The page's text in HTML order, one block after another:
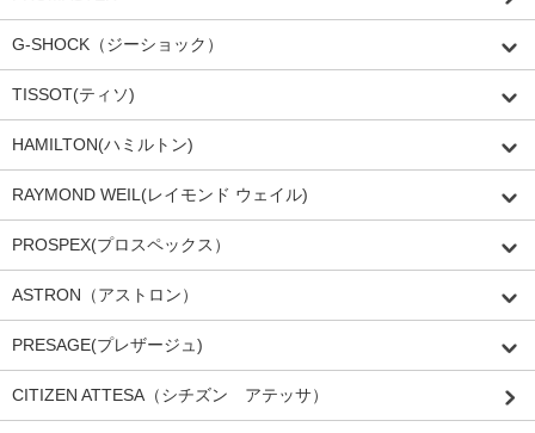
G-SHOCK（ジーショック）
TISSOT(ティソ)
HAMILTON(ハミルトン)
RAYMOND WEIL(レイモンド ウェイル)
PROSPEX(プロスペックス）
ASTRON（アストロン）
PRESAGE(プレザージュ)
CITIZEN ATTESA（シチズン アテッサ）